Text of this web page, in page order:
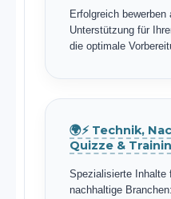
Erfolgreich
Unterstützung für
die optimale
🌍⚡ Technik,
Quizze &
Spezialisierte Inhalte
nachhaltige